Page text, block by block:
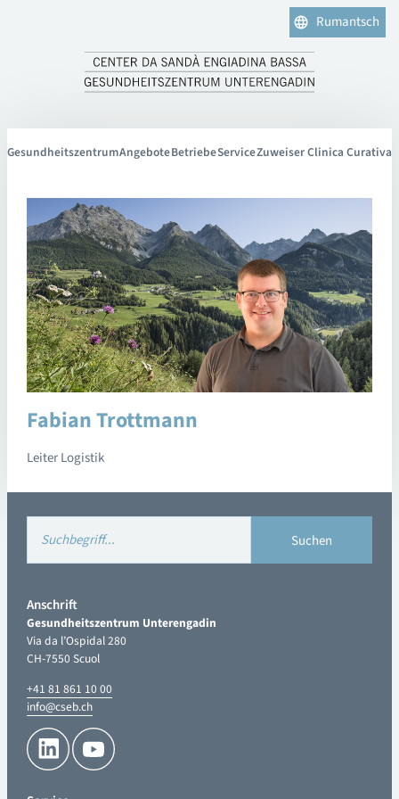
Rumantsch
GesundheitszentrumAngeboteBetriebeServiceZuweiser Clinica Curativa
Fabian Trottmann
Leiter Logistik
Anschrift
Gesundheitszentrum Unterengadin
Via da l’Ospidal 280
CH-7550 Scuol
+41 81 861 10 00
info@cseb.ch